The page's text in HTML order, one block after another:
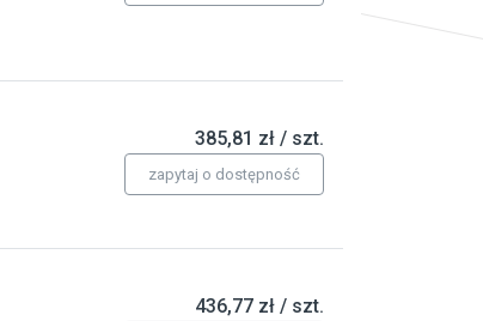
385,81 zł / szt.
zapytaj o dostępność
436,77 zł / szt.